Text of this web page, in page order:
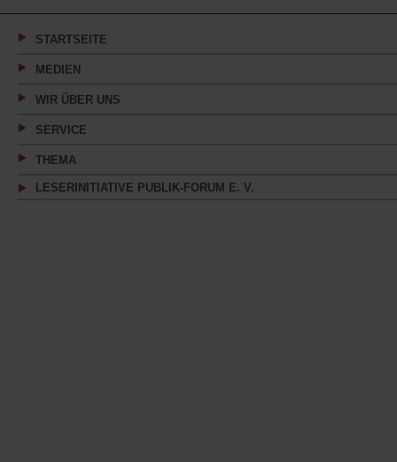
neuen
STARTSEITE
MEDIEN
WIR ÜBER UNS
SERVICE
THEMA
LESERINITIATIVE PUBLIK-FORUM E. V.